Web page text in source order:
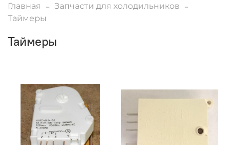
Главная
Запчасти для холодильников
Таймеры
Таймеры